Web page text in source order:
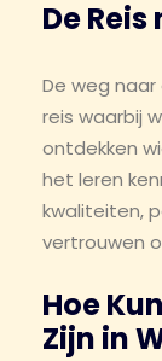
De
De weg
reis waarbij
ontdekken
het leren
kwaliteiten,
vertrouwen
Hoe
Zijn in